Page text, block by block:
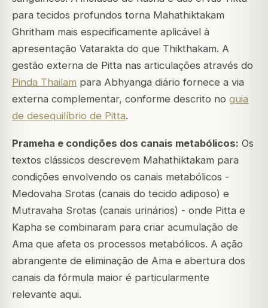
para tecidos profundos torna Mahathiktakam
Ghritham mais especificamente aplicável à
apresentação Vatarakta do que Thikthakam. A
gestão externa de Pitta nas articulações através do
Pinda Thailam para Abhyanga diário fornece a via
externa complementar, conforme descrito no guia
de desequilíbrio de Pitta.
Prameha e condições dos canais metabólicos: Os
textos clássicos descrevem Mahathiktakam para
condições envolvendo os canais metabólicos -
Medovaha Srotas (canais do tecido adiposo) e
Mutravaha Srotas (canais urinários) - onde Pitta e
Kapha se combinaram para criar acumulação de
Ama que afeta os processos metabólicos. A ação
abrangente de eliminação de Ama e abertura dos
canais da fórmula maior é particularmente
relevante aqui.